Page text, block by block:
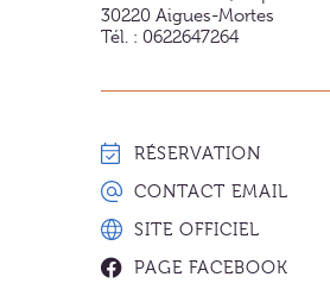
30220 Aigues-Mortes
Tél. : 0622647264
RÉSERVATION
CONTACT EMAIL
SITE OFFICIEL
PAGE FACEBOOK